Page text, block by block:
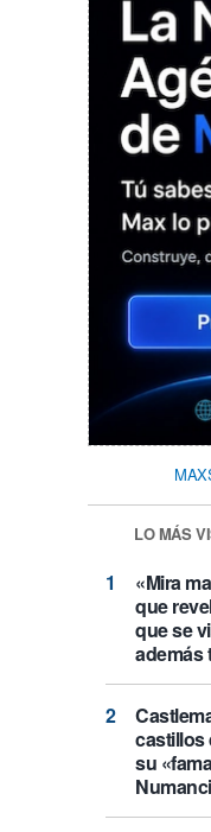
LO MÁS
«Mira
que
que se
además
castillos
su